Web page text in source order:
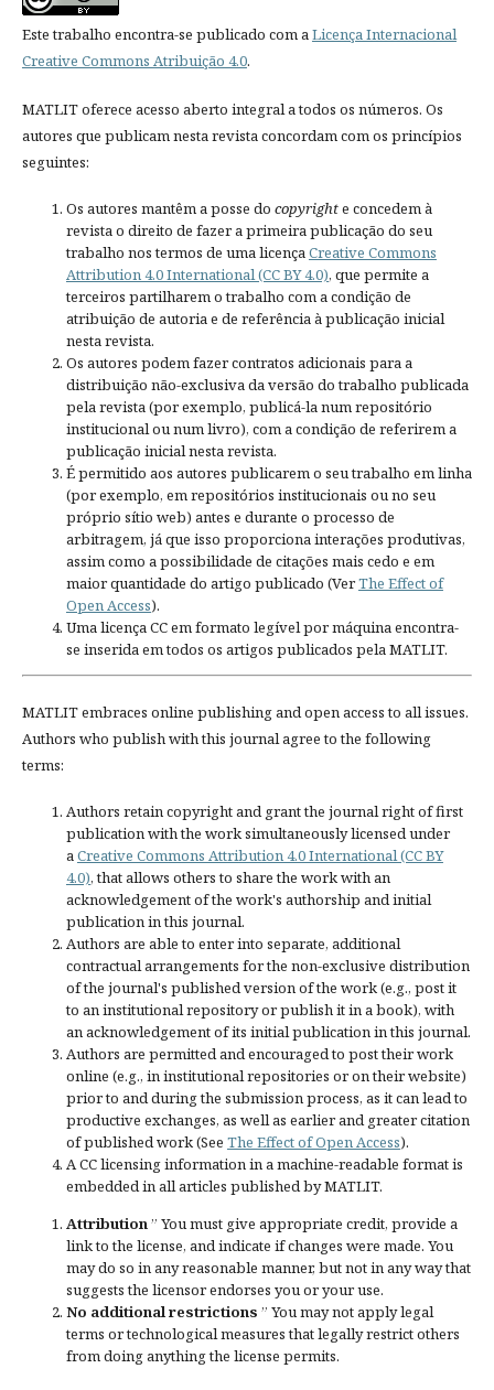
Este trabalho encontra-se publicado com aLicença Internacional
Creative Commons Atribuição 4.0.
MATLIT oferece acesso aberto integral a todos os números. Os
autores que publicam nesta revista concordam com os princípios
seguintes:
Os autores mantêm a posse do copyrighte concedem à
revista o direito de fazer a primeira publicação do seu
trabalho nos termos de uma licençaCreative Commons
Attribution 4.0 International (CC BY 4.0), que permite a
terceiros partilharem o trabalho com a condição de
atribuição de autoria e de referência à publicação inicial
nesta revista.
Os autores podem fazer contratos adicionais para a
distribuição não-exclusiva da versão do trabalho publicada
pela revista (por exemplo, publicá-la num repositório
institucional ou num livro), com a condição de referirem a
publicação inicial nesta revista.
É permitido aos autores publicarem o seu trabalho em linha
(por exemplo, em repositórios institucionais ou no seu
próprio sítio web) antes e durante o processo de
arbitragem, já que isso proporciona interações produtivas,
assim como a possibilidade de citações mais cedo e em
maior quantidade do artigo publicado (VerThe Effect of
Open Access).
Uma licença CC em formato legível por máquina encontra-
se inserida em todos os artigos publicados pela MATLIT.
MATLIT embraces online publishing and open access to all issues.
Authors who publish with this journal agree to the following
terms:
Authors retain copyright and grant the journal right of first
publication with the work simultaneously licensed under
aCreative Commons Attribution 4.0 International (CC BY
4.0), that allows others to share the work with an
acknowledgement of the work's authorship and initial
publication in this journal.
Authors are able to enter into separate, additional
contractual arrangements for the non-exclusive distribution
of the journal's published version of the work (e.g., post it
to an institutional repository or publish it in a book), with
an acknowledgement of its initial publication in this journal.
Authors are permitted and encouraged to post their work
online (e.g., in institutional repositories or on their website)
prior to and during the submission process, as it can lead to
productive exchanges, as well as earlier and greater citation
of published work (See The Effect of Open Access).
A CC licensing information in a machine-readable format is
embedded in all articles published by MATLIT.
Attribution ” You must give appropriate credit, provide a
link to the license, and indicate if changes were made. You
may do so in any reasonable manner, but not in any way that
suggests the licensor endorses you or your use.
No additional restrictions ” You may not apply legal
terms ortechnological measuresthat legally restrict others
from doing anything the license permits.